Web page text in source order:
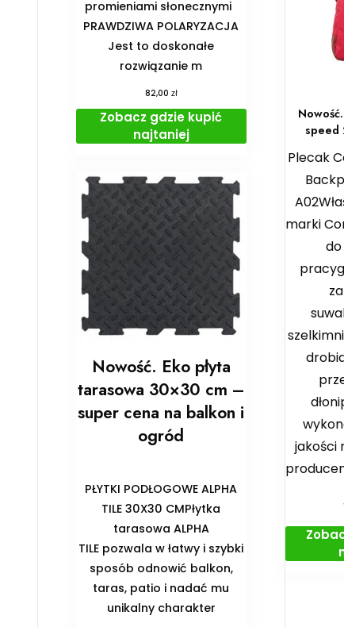
speed
Plecak
marki
do
jakości
promieniami słonecznymi
PRAWDZIWA POLARYZACJA
Jest to doskonałe
rozwiązanie m
82,00 zł
Zobacz gdzie kupić
najtaniej
Nowość. Eko płyta
tarasowa 30×30 cm –
super cena na balkon i
ogród
PŁYTKI PODŁOGOWE ALPHA
TILE 30X30 CMPłytka
tarasowa ALPHA
TILE pozwala w łatwy i szybki
sposób odnowić balkon,
taras, patio i nadać mu
unikalny charakter